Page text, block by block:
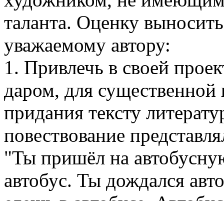
таланта. Оценку
уважаемому автору:
1. Привлечь в своей
даром, для существенной
придания тексту
повествование
"Ты пришёл на
автобус. Ты дождался